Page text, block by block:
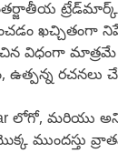
ఖచ్చితంగా
విధంగా
రచనలు
లోగో, మరియు
ముందస్తు